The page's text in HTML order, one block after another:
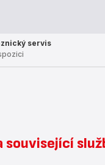
servis
související